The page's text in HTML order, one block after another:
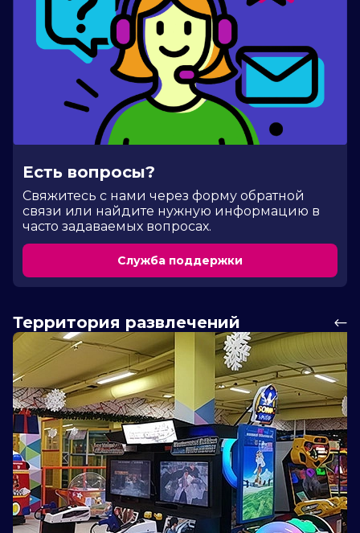
Есть вопросы?
Cвяжитесь с нами через форму обратной
связи или найдите нужную информацию в
часто задаваемых вопросах.
Служба поддержки
Территория развлечений